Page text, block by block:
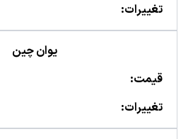
تغییرات:
یوان چین
قیمت:
تغییرات: